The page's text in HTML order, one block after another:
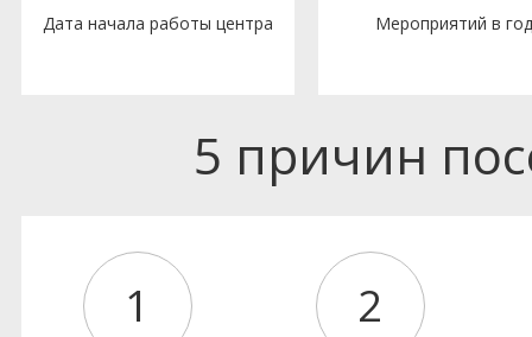
Дата начала работы центра Мероприятий в год
5 причин
1 2